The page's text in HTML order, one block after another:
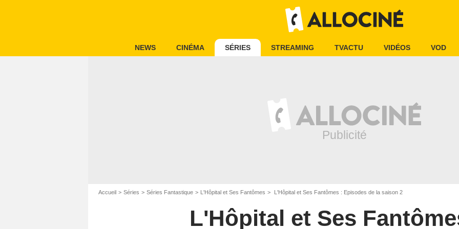
NEWS CINÉMA SÉRIES STREAMING TVACTU VIDÉOS VOD
Accueil Séries Séries Fantastique L'Hôpital et Ses Fantômes L'Hôpital et Ses Fantômes : Episodes de la saison 2
L'Hôpital et Ses